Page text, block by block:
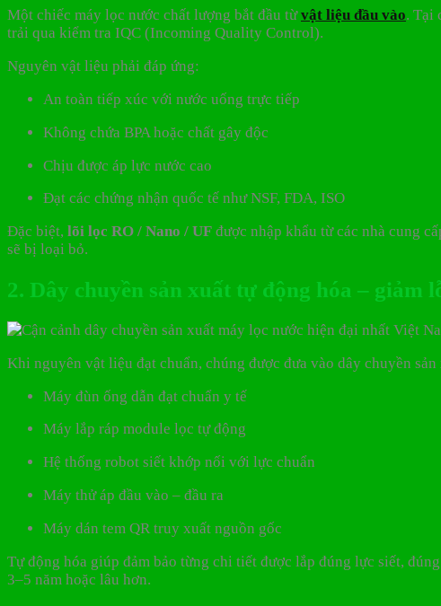
Một chiếc máy lọc nước chất lượng bắt đầu từvật liệu đầu vào. Tại
trải qua kiểm tra IQC (Incoming Quality Control).
Nguyên vật liệu phải đáp ứng:
An toàn tiếp xúc với nước uống trực tiếp
Không chứa BPA hoặc chất gây độc
Chịu được áp lực nước cao
Đạt các chứng nhận quốc tế như NSF, FDA, ISO
Đặc biệt, lõi lọc RO / Nano / UF được nhập khẩu từ các nhà cung
sẽ bị loại bỏ.
2. Dây chuyền sản xuất tự động hóa – giảm
Khi nguyên vật liệu đạt chuẩn, chúng được đưa vào dây chuyền
Máy đùn ống dẫn đạt chuẩn y tế
Máy lắp ráp module lọc tự động
Hệ thống robot siết khớp nối với lực chuẩn
Máy thử áp đầu vào – đầu ra
Máy dán tem QR truy xuất nguồn gốc
Tự động hóa giúp đảm bảo từng chi tiết được lắp đúng lực siết,
3–5 năm hoặc lâu hơn.